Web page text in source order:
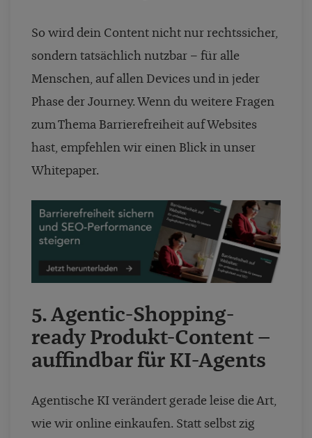
So wird dein Content nicht nur rechtssicher,
sondern tatsächlich nutzbar – für alle
Menschen, auf allen Devices und in jeder
Phase der Journey. Wenn du weitere Fragen
zum Thema Barrierefreiheit auf Websites
hast, empfehlen wir einen Blick in unser
Whitepaper.
5. Agentic-Shopping-
ready Produkt-Content –
auffindbar für KI-Agents
Agentische KI verändert gerade leise die Art,
wie wir online einkaufen. Statt selbst zig